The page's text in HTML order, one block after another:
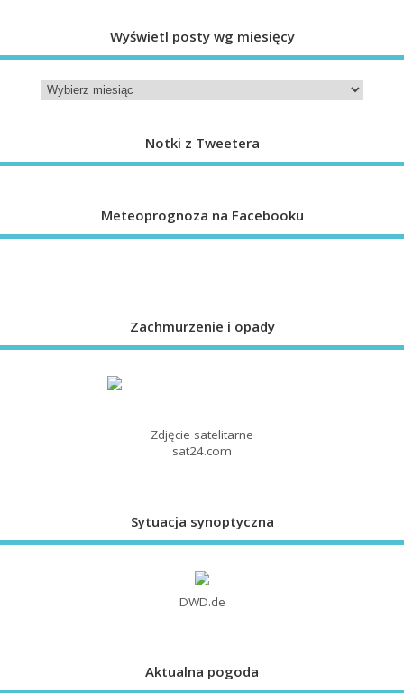
Wyświetl posty wg miesięcy
Notki z Tweetera
Meteoprognoza na Facebooku
Zachmurzenie i opady
Zdjęcie satelitarne
sat24.com
Sytuacja synoptyczna
DWD.de
Aktualna pogoda